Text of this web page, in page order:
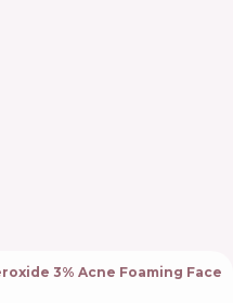
3% Acne Foaming Face